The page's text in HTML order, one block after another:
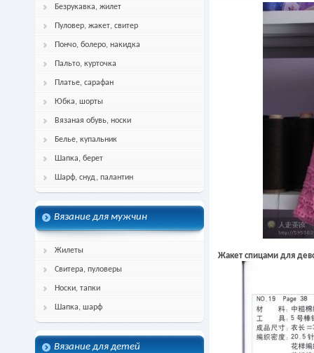
Безрукавка, жилет
Пуловер, жакет, свитер
Пончо, болеро, накидка
Пальто, курточка
Платье, сарафан
Юбка, шорты
Вязаная обувь, носки
Белье, купальник
Шапка, берет
Шарф, снуд, палантин
Вязание для мужчин
Жилеты
Свитера, пуловеры
Носки, тапки
Шапка, шарф
Вязание для детей
Жакет спицами для